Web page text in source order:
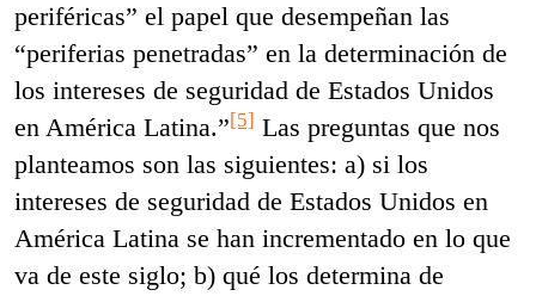
periféricas” el papel que desempeñan las
“periferias penetradas” en la determinación de
los intereses de seguridad de Estados Unidos
en América Latina.”[5] Las preguntas que nos
planteamos son las siguientes: a) si los
intereses de seguridad de Estados Unidos en
América Latina se han incrementado en lo que
va de este siglo; b) qué los determina de